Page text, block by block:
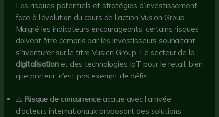
Les risques potentiels et stratégies d’investissement
face à l’évolution du cours de l’action Vusion Group
Malgré les indicateurs encourageants, certains risques
doivent être compris par les investisseurs souhaitant
s’aventurer sur le titre Vusion Group. Le secteur de la
digitalisation et des technologies IoT pour le retail, bien
que porteur, n’est pas exempt de défis :
⚠️ Risque de concurrence accrue avec l’arrivée
d’acteurs internationaux proposant des solutions